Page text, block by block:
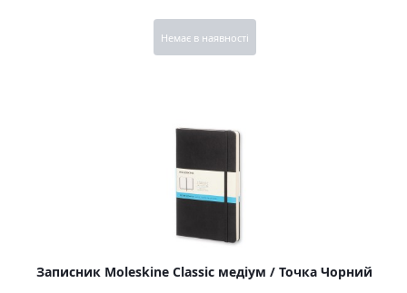
Немає в наявності
Записник Moleskine Classic медіум / Точка Чорний